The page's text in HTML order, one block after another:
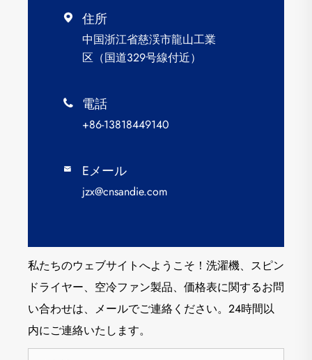
 住所
中国浙江省慈渓市龍山工業
区（国道329号線付近）
 電話
+86-13818449140
 Eメール
jzx@cnsandie.com
私たちのウェブサイトへようこそ！洗濯機、スピン
ドライヤー、空冷ファン製品、価格表に関するお問
い合わせは、メールでご連絡ください。24時間以
内にご連絡いたします。